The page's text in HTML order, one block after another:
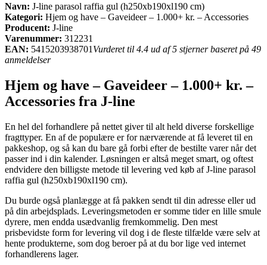
Navn: J-line parasol raffia gul (h250xb190xl190 cm)
Kategori: Hjem og have – Gaveideer – 1.000+ kr. – Accessories
Producent: J-line
Varenummer: 312231
EAN: 5415203938701 Vurderet til 4.4 ud af 5 stjerner baseret på 49
anmeldelser
Hjem og have – Gaveideer – 1.000+ kr. –
Accessories fra J-line
En hel del forhandlere på nettet giver til alt held diverse forskellige
fragttyper. En af de populære er for nærværende at få leveret til en
pakkeshop, og så kan du bare gå forbi efter de bestilte varer når det
passer ind i din kalender. Løsningen er altså meget smart, og oftest
endvidere den billigste metode til levering ved køb af J-line parasol
raffia gul (h250xb190xl190 cm).
Du burde også planlægge at få pakken sendt til din adresse eller ud
på din arbejdsplads. Leveringsmetoden er somme tider en lille smule
dyrere, men endda usædvanlig fremkommelig. Den mest
prisbevidste form for levering vil dog i de fleste tilfælde være selv at
hente produkterne, som dog beroer på at du bor lige ved internet
forhandlerens lager.